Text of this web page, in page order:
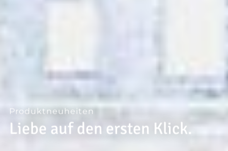
--
Produktneuheiten
Liebe auf den ersten Klick.